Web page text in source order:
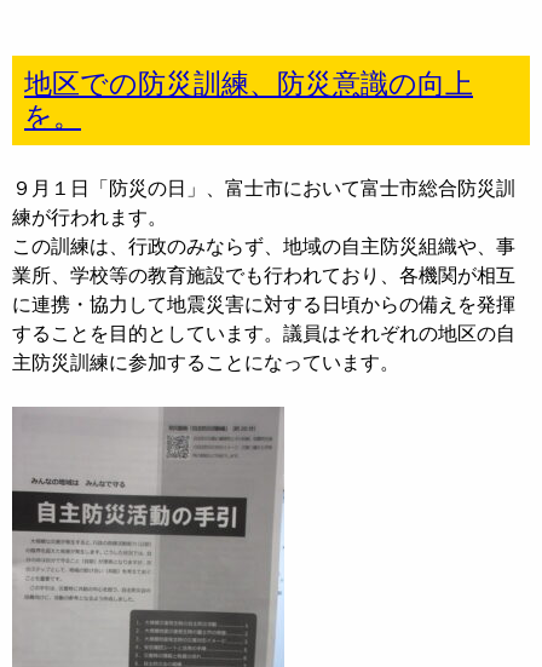
地区での防災訓練、防災意識の向上
を。
９月１日「防災の日」、富士市において富士市総合防災訓
練が行われます。
この訓練は、行政のみならず、地域の自主防災組織や、事
業所、学校等の教育施設でも行われており、各機関が相互
に連携・協力して地震災害に対する日頃からの備えを発揮
することを目的としています。議員はそれぞれの地区の自
主防災訓練に参加することになっています。